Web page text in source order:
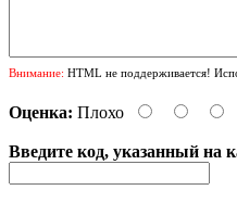
Внимание: HTML не поддерживается!
Оценка: Плохо
Введите код, указанный на